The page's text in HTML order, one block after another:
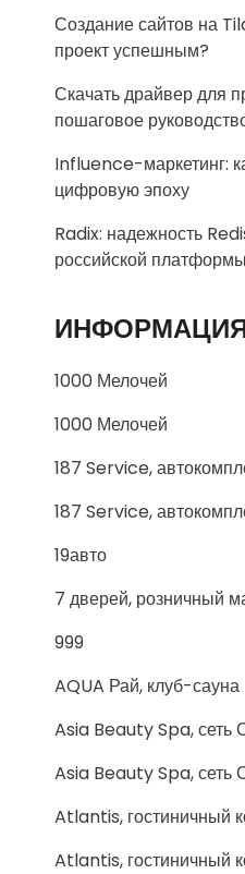
Создание сайтов на
проект успешным?
Скачать драйвер для
пошаговое
Influence-маркетинг:
цифровую эпоху
Radix: надежность
российской платформы
1000 Мелочей
1000 Мелочей
187 Service,
187 Service,
19авто
7 дверей, розничный
999
AQUA Рай, клуб-сауна
Asia Beauty Spa,
Asia Beauty Spa,
Atlantis, гостиничный
Atlantis, гостиничный